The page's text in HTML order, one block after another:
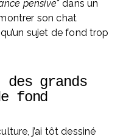
pensive* dans un
son chat
sujet de fond trop
grands
fond
j’ai tôt dessiné